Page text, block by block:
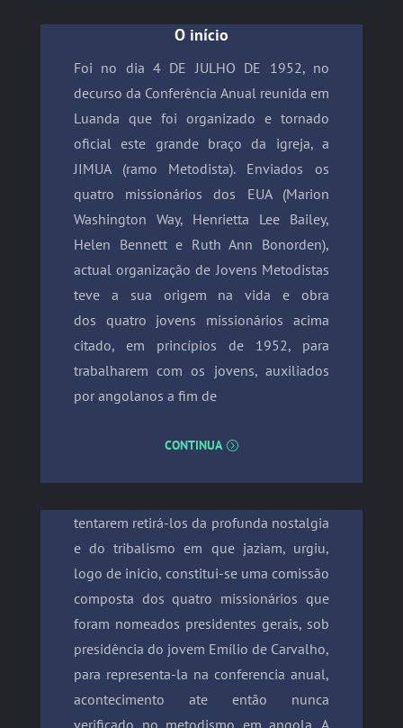
O início
Foi no dia 4 DE JULHO DE 1952, no
decurso da Conferência Anual reunida em
Luanda que foi organizado e tornado
oficial este grande braço da igreja, a
JIMUA (ramo Metodista). Enviados os
quatro missionários dos EUA (Marion
Washington Way, Henrietta Lee Bailey,
Helen Bennett e Ruth Ann Bonorden),
actual organização de Jovens Metodistas
teve a sua origem na vida e obra
dos quatro jovens missionários acima
citado, em princípios de 1952, para
trabalharem com os jovens, auxiliados
por angolanos a fim de
CONTINUA
tentarem retirá-los da profunda nostalgia
e do tribalismo em que jaziam, urgiu,
logo de inicio, constitui-se uma comissão
composta dos quatro missionários que
foram nomeados presidentes gerais, sob
presidência do jovem Emílio de Carvalho,
para representa-la na conferencia anual,
acontecimento ate então nunca
verificado no metodismo em angola. A